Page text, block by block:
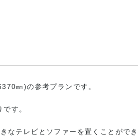
㎜)の参考プランです。
す。
なテレビとソファーを置くことがで